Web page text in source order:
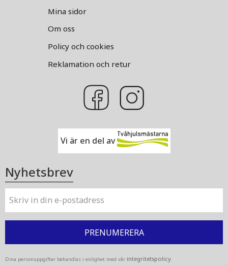
Mina sidor
Om oss
Policy och cookies
Reklamation och retur
Vi är en del av
Nyhetsbrev
PRENUMERERA
Dina personuppgifter behandlas i enlighet med vår integritetspolicy.